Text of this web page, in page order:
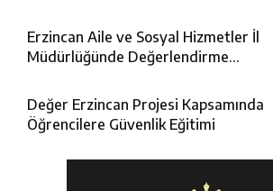
Erzincan Aile ve Sosyal Hizmetler İl
Müdürlüğünde Değerlendirme
Değer Erzincan Projesi Kapsamında
Öğrencilere Güvenlik Eğitimi